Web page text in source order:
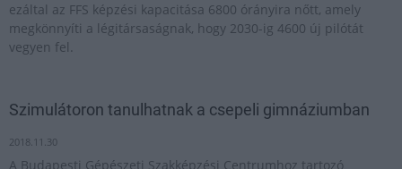
ezáltal az FFS képzési kapacitása 6800 órányira nőtt, amely
megkönnyíti a légitársaságnak, hogy 2030-ig 4600 új pilótát
vegyen fel.
Szimulátoron tanulhatnak a csepeli gimnáziumban
2018.11.30
A Budapesti Gépészeti Szakképzési Centrumhoz tartozó